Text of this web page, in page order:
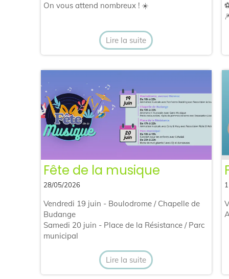
On vous attend nombreux ! ☀️
Lire la suite
Fête de la musique
28/05/2026
Vendredi 19 juin - Boulodrome / Chapelle de
Budange
Samedi 20 juin - Place de la Résistance / Parc
municipal
Lire la suite